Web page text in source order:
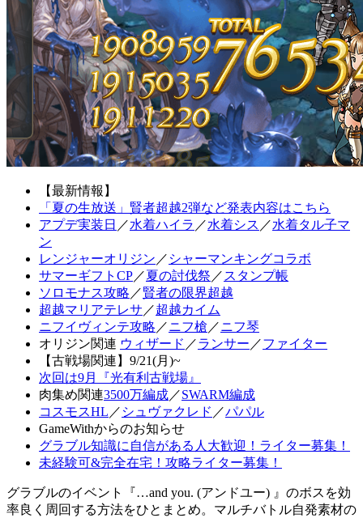
【最新情報】
「夏の生放送」賢者超越2弾など発表内容はこちら
アプデ実装日 ／水着ハイラ ／水着シス ／水着タル子マ
ン
レンジャーオリジン ／ シャーマンキングコラボ
サマーギフトCP／夏の討伐祭 ／ スタンプ帳
ソロモナス攻略 ／賢者の限界超越
超越マリアテレサ ／超越カイム
ニフイヴィンテ攻略 ／ニフ槍 ／ニフ琴
オリジン関連 ウィザード ／ランサー ／ファイター
【古戦場関連】9/21(月)~
次回は9月『光有利古戦場』
肉集め関連3500万編成／SWARM編成
コスモスHL ／ シュヴァクレド ／パパル
GameWithからのお知らせ
グラブル知識に自信がある人大歓迎！ライター募集！
未経験可&完全在宅！攻略ライター募集！
グラブルのイベント『…and you. (アンドユー) 』のボスを効
率良く周回する方法をひとまとめ。マルチバトル自発素材の